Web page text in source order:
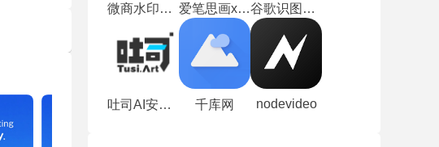
微商水印相机最新版 爱笔思画x2026最新版本 谷歌识图手机版
吐司AI安卓版 千库网 nodevideo